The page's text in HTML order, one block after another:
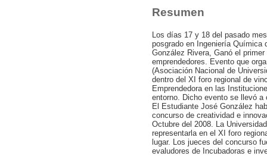
Resumen
Los días 17 y 18 del pasado
posgrado en Ingeniería Química
González Rivera, Ganó el
emprendedores. Evento que
(Asociación Nacional de
dentro del XI foro regional de
Emprendedora en las
entorno. Dicho evento se llevó
El Estudiante José González
concurso de creatividad e
Octubre del 2008. La
representarla en el XI foro
lugar. Los jueces del concurso
evaludores de Incubadoras e